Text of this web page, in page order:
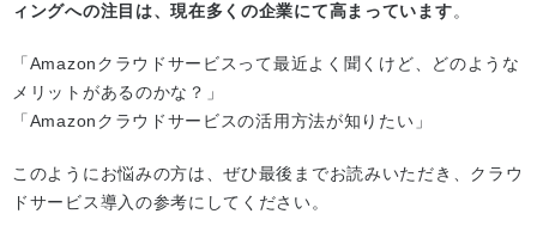
ィングへの注目は、現在多くの企業にて高まっています。
「Amazonクラウドサービスって最近よく聞くけど、どのような
メリットがあるのかな？」
「Amazonクラウドサービスの活用方法が知りたい」
このようにお悩みの方は、ぜひ最後までお読みいただき、クラウ
ドサービス導入の参考にしてください。